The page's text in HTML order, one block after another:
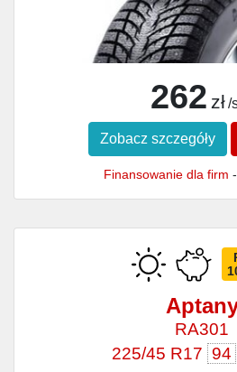
262 zł /
Zobacz szczegóły
Finansowanie dla firm
RA301
225/45 R17 94